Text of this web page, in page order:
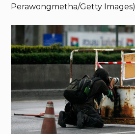
Perawongmetha/Getty Images)